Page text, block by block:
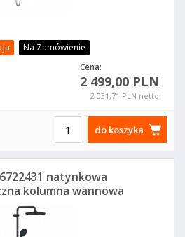
Na Zamówienie
Cena:
2 499,00 PLN
2 031,71 PLN netto
do koszyka
natynkowa
kolumna wannowa
czarny mat